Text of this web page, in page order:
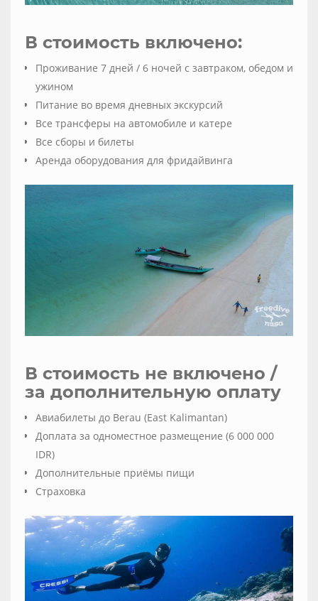
В стоимость включено:
Проживание 7 дней / 6 ночей с завтраком, обедом и
ужином
Питание во время дневных экскурсий
Все трансферы на автомобиле и катере
Все сборы и билеты
Аренда оборудования для фридайвинга
В стоимость не включено /
за дополнительную оплату
Авиабилеты до Berau (East Kalimantan)
Доплата за одноместное размещение (6 000 000
IDR)
Дополнительные приёмы пищи
Страховка